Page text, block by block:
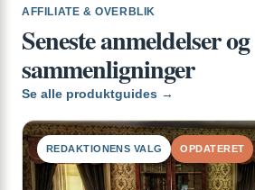
AFFILIATE & OVERBLIK
Seneste anmeldelser og
sammenligninger
Se alle produktguides →
REDAKTIONENS VALG OPDATERET